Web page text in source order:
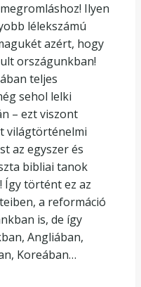
Ilyen
lélekszámú
azért, hogy
országunkban!
teljes
sehol lelki
– ezt viszont
világtörténelmi
az egyszer és
bibliai tanok
Így történt ez az
a reformáció
is, de így
Angliában,
Koreában…